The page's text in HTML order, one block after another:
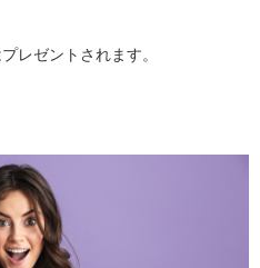
レゼントされます。